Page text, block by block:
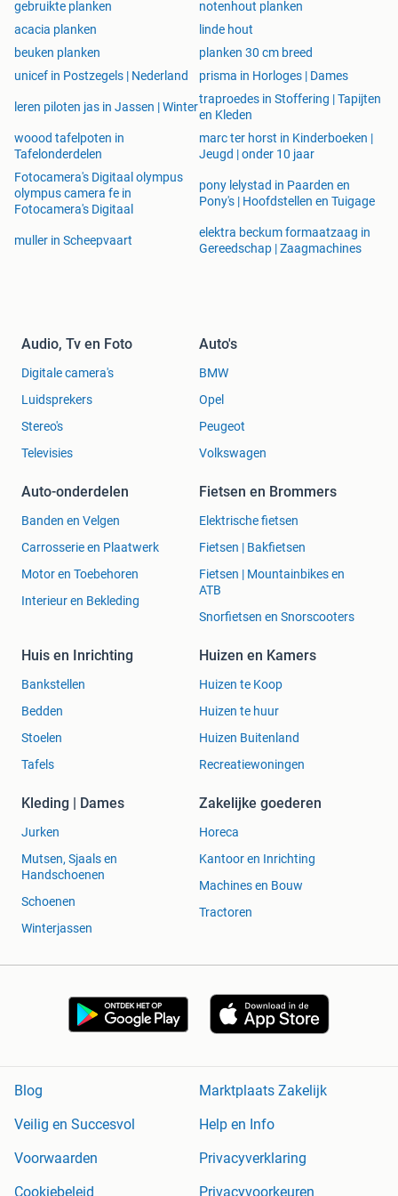
leverbaar. Kom langs voor deskundig advies, scherpe
prijzen en een breed assortiment fijnhout en interieurhout.
Specificaties
Benaming: Noten fijnhout | Noten planken | Walnoot
planken | Amerikaans noten planken | Geschaafde noten
Houtsoort: Amerikaans noten
Kwaliteit: Super Prime KD
Dikte netto geschaafd: 20x210mm
Lengte: zie keuzemenu
Afwerking: rondom geschaafd
gebruikte planken
notenhout planken
acacia planken
linde hout
beuken planken
planken 30 cm breed
unicef in Postzegels | Nederland
prisma in Horloges | Dames
leren piloten jas in Jassen | Winter
traproedes in Stoffering | Tapijten
en Kleden
woood tafelpoten in
Tafelonderdelen
marc ter horst in Kinderboeken |
Jeugd | onder 10 jaar
Fotocamera's Digitaal olympus
olympus camera fe in
Fotocamera's Digitaal
pony lelystad in Paarden en
Pony's | Hoofdstellen en Tuigage
muller in Scheepvaart
elektra beckum formaatzaag in
Gereedschap | Zaagmachines
Audio, Tv en Foto
Digitale camera's
Luidsprekers
Stereo's
Televisies
Auto's
BMW
Opel
Peugeot
Volkswagen
Auto-onderdelen
Banden en Velgen
Carrosserie en Plaatwerk
Motor en Toebehoren
Interieur en Bekleding
Fietsen en Brommers
Elektrische fietsen
Fietsen | Bakfietsen
Fietsen | Mountainbikes en
ATB
Snorfietsen en Snorscooters
Huis en Inrichting
Bankstellen
Bedden
Stoelen
Tafels
Huizen en Kamers
Huizen te Koop
Huizen te huur
Huizen Buitenland
Recreatiewoningen
Kleding | Dames
Jurken
Mutsen, Sjaals en
Handschoenen
Schoenen
Winterjassen
Zakelijke goederen
Horeca
Kantoor en Inrichting
Machines en Bouw
Tractoren
Blog
Marktplaats Zakelijk
Veilig en Succesvol
Help en Info
Voorwaarden
Privacyverklaring
Cookiebeleid
Privacyvoorkeuren